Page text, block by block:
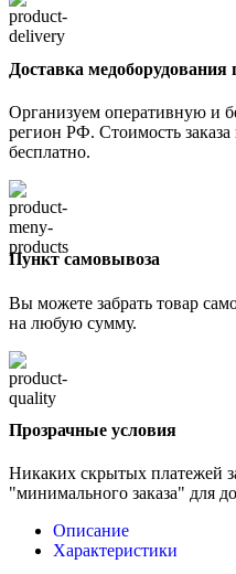
Доставка медоборудования
Организуем оперативную и
регион РФ. Стоимость
бесплатно.
Пункт самовывоза
Вы можете забрать товар
на любую сумму.
Прозрачные условия
Никаких скрытых платежей
"минимального заказа" для
Описание
Характеристики